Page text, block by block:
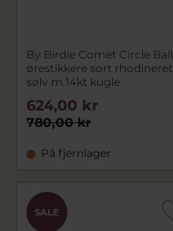
By Birdie Comet Circle Ball
ørestikkere sort rhodineret
sølv m.14kt kugle
780,00 kr
624,00 kr
På fjernlager
SALE